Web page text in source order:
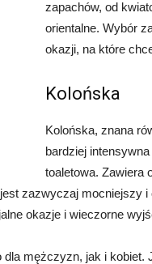
zapachów, od
orientalne. Wybór
okazji, na które
Kolońska
Kolońska, znana
bardziej
toaletowa. Zawiera
zazwyczaj mocniejszy i
okazje i wieczorne
mężczyzn, jak i kobiet.